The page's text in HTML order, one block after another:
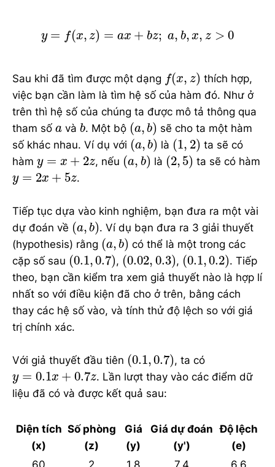
y = f(x, z) = ax + bz; a, b, x, z > 0
= ,z +b z x
Sau khi đã tìm được một dạng f(x, z)
f(x, )
thích hợp,
việc bạn cần làm là tìm hệ số của hàm đó. Như ở
trên thì hệ số của chúng ta được mô tả thông qua
tham số a
a và b
b. Một bộ (a, b)
(a b) sẽ cho ta một hàm
số khác nhau. Ví dụ với (a, b)
(a, b) là (1, 2)
(1 2) ta sẽ có
hàm y = x + 2z
y =x +2 z , nếu (a, b)
(a b) là (2, 5)
(2 5) ta sẽ có hàm
y = 2x + 5z
y =2 x+ 5 .
Tiếp tục dựa vào kinh nghiệm, bạn đưa ra một vài
dự đoán về (a, b)
(a b). Ví dụ bạn đưa ra 3 giải thuyết
(hypothesis) rằng (a, b)
(a b) có thể là một trong các
cặp số sau (0.1,0.7)
(0.1 0.7), (0.02, 0.3)
(0.02 ,0.3, (0.1,0.2)
(0.1 0.2). Tiếp
theo, bạn cần kiểm tra xem giả thuyết nào là hợp lí
nhất so với điều kiện đã cho ở trên, bằng cách
thay các hệ số vào, và tính thử độ lệch so với giá
trị chính xác.
Với giả thuyết đầu tiên (0.1,0.7)
(0.1 0.7), ta có
y = 0.1x + 0.7z
y =0.1 x+ 0.7z
. Lần lượt thay vào các điểm dữ
liệu đã có và được kết quả sau:
Diện tích
(x)
Số phòng
(z)
Giá
(y)
Giá dự đoán
(y')
Độ lệch
(e)
60
2 1,8 7.4 6.6